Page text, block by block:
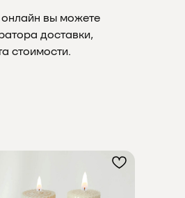
вы можете
доставки,
стоимости.